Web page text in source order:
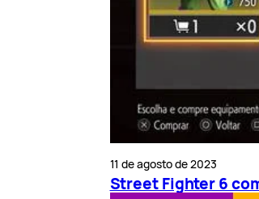
11 de agosto de 2023
Street Fighter 6